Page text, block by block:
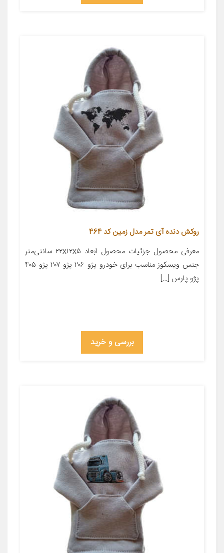
روکش دنده آی تمر مدل زمین کد 464
معرفی محصول جزئیات محصول ابعاد ۲۲x۱۲x۵ سانتی‌متر
جنس ویسکوز مناسب برای خودرو پژو ۲۰۶ پژو ۲۰۷ پژو ۴۰۵
پژو پارس […]
بررسی و خرید